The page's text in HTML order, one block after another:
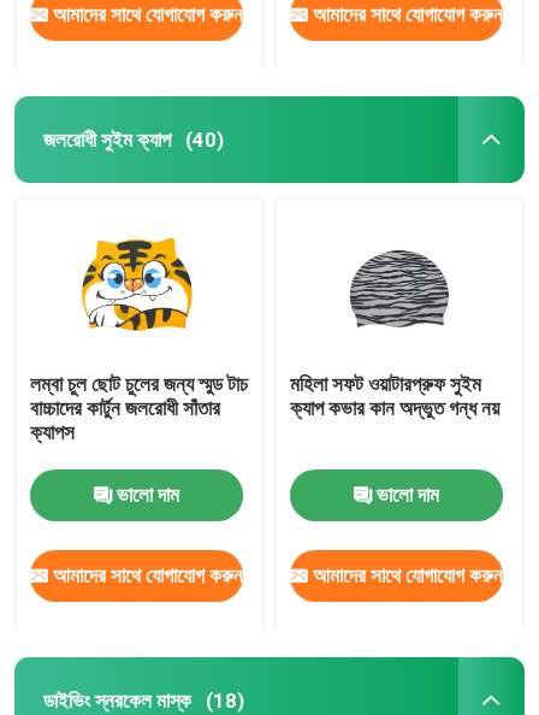
আমাদের সাথে যোগাযোগ করুন আমাদের সাথে যোগাযোগ করুন
জলরোধী সুইম ক্যাপ (40)
লম্বা চুল ছোট চুলের জন্য স্মুড টাচ
বাচ্চাদের কার্টুন জলরোধী সাঁতার
ক্যাপস
ভালো দাম
আমাদের সাথে যোগাযোগ করুন
মহিলা সফট ওয়াটারপ্রুফ সুইম
ক্যাপ কভার কান অদ্ভুত গন্ধ নয়
ভালো দাম
আমাদের সাথে যোগাযোগ করুন
ডাইভিং স্নরকেল মাস্ক (18)